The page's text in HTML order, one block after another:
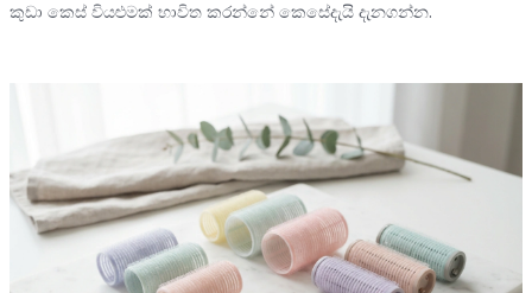
කුඩා කෙස් වියළුමක් භාවිත කරන්නේ කෙසේදැයි දැනගන්න.